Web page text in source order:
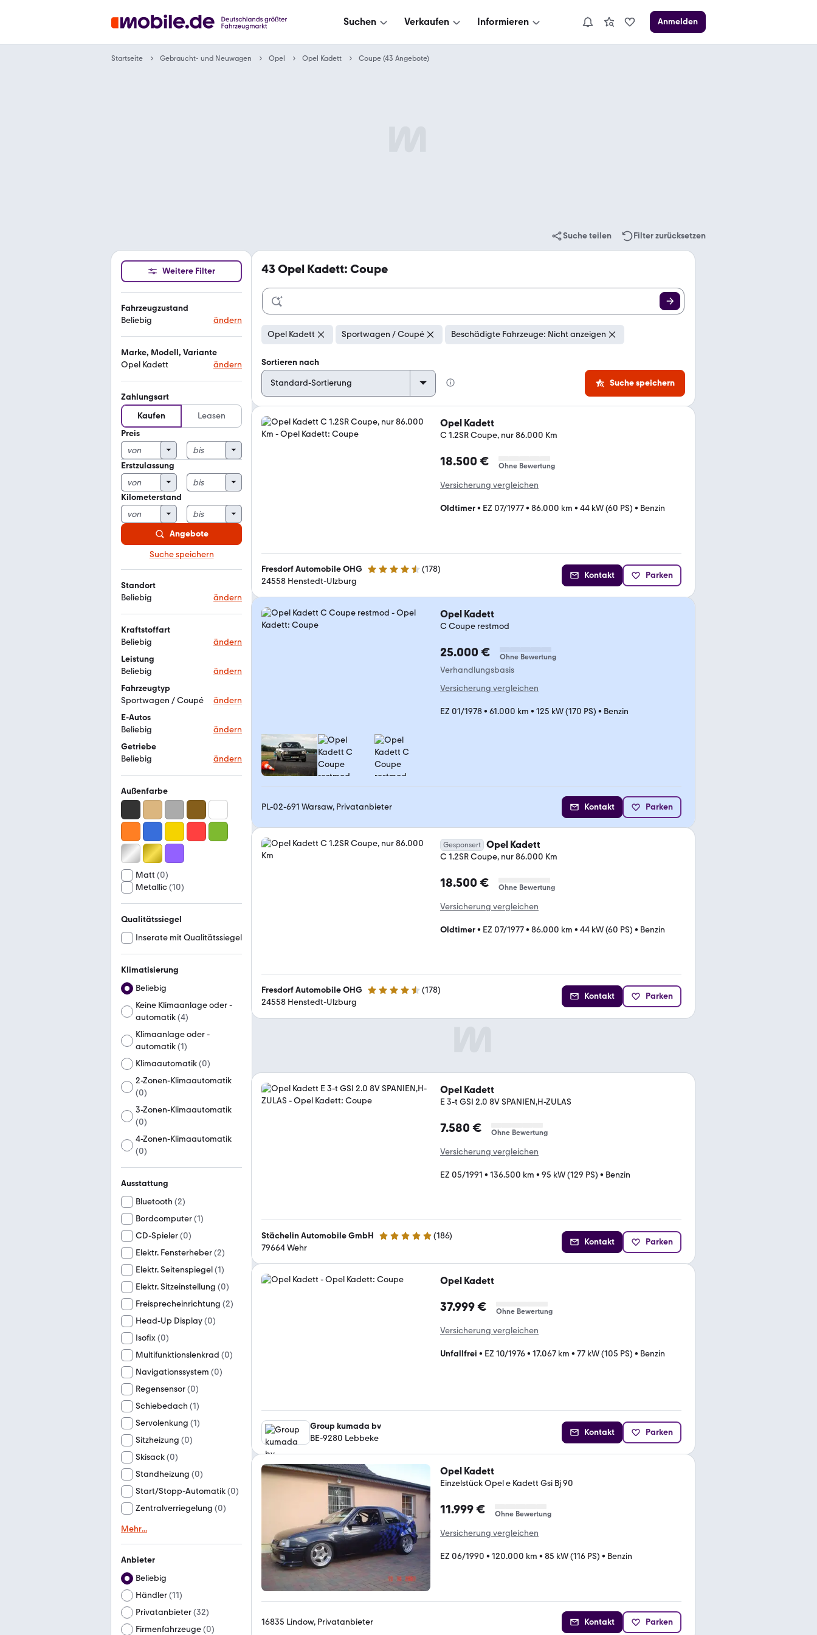
Suchen Verkaufen Informieren Anmelden
Startseite Gebraucht- und Neuwagen Opel Opel Kadett Coupe (43 Angebote)
Suche teilen Filter zurücksetzen
Weitere Filter
Fahrzeugzustand
Beliebig
ändern
Marke, Modell, Variante
Opel Kadett
ändern
Zahlungsart
Kaufen
Leasen
Preis
Erstzulassung
Kilometerstand
Angebote
Suche speichern
Standort
Beliebig
ändern
Kraftstoffart
Beliebig
ändern
Leistung
Beliebig
ändern
Fahrzeugtyp
Sportwagen / Coupé
ändern
E-Autos
Beliebig
ändern
Getriebe
Beliebig
ändern
Außenfarbe
Matt (0)
Metallic(10)
Qualitätssiegel
Inserate mit Qualitätssiegel
Klimatisierung
Beliebig
Keine Klimaanlage oder -
automatik(4)
Klimaanlage oder -
automatik(1)
Klimaautomatik(0)
2-Zonen-Klimaautomatik
(0)
3-Zonen-Klimaautomatik
(0)
4-Zonen-Klimaautomatik
(0)
Ausstattung
Bluetooth (2)
Bordcomputer(1)
CD-Spieler(0)
Elektr. Fensterheber(2)
Elektr. Seitenspiegel(1)
Elektr. Sitzeinstellung (0)
Freisprecheinrichtung (2)
Head-Up Display(0)
Isofix(0)
Multifunktionslenkrad (0)
Navigationssystem (0)
Regensensor(0)
Schiebedach (1)
Servolenkung (1)
Sitzheizung (0)
Skisack(0)
Standheizung (0)
Start/Stopp-Automatik(0)
Zentralverriegelung (0)
Mehr...
Anbieter
Beliebig
Händler(11)
Privatanbieter(32)
Firmenfahrzeuge(0)
43 Opel Kadett: Coupe
Opel Kadett Sportwagen / Coupé Beschädigte Fahrzeuge: Nicht anzeigen
Sortieren nach
Suche speichern
Opel Kadett
C 1.2SR Coupe, nur 86.000 Km
18.500 € Ohne Bewertung
Versicherung vergleichen
Oldtimer• EZ 07/1977• 86.000 km • 44 kW (60 PS) • Benzin
Fresdorf Automobile OHG 4.6 Sterne (178)
24558 Henstedt-Ulzburg
Kontakt Parken
Opel Kadett
C Coupe restmod
25.000 € Ohne Bewertung
Verhandlungsbasis
Versicherung vergleichen
EZ 01/1978• 61.000 km • 125 kW (170 PS) • Benzin
PL-02-691 Warsaw, Privatanbieter Kontakt Parken
Gesponsert Opel Kadett
C 1.2SR Coupe, nur 86.000 Km
18.500 € Ohne Bewertung
Versicherung vergleichen
Oldtimer• EZ 07/1977• 86.000 km • 44 kW (60 PS) • Benzin
Fresdorf Automobile OHG 4.6 Sterne (178)
24558 Henstedt-Ulzburg
Kontakt Parken
Opel Kadett
E 3-t GSI 2.0 8V SPANIEN,H-ZULAS
7.580 € Ohne Bewertung
Versicherung vergleichen
EZ 05/1991 • 136.500 km • 95 kW (129 PS) • Benzin
Stächelin Automobile GmbH 4.9 Sterne (186)
79664 Wehr
Kontakt Parken
Opel Kadett
37.999 € Ohne Bewertung
Versicherung vergleichen
Unfallfrei • EZ 10/1976• 17.067 km • 77 kW (105 PS) • Benzin
Group kumada bv
BE-9280 Lebbeke
Kontakt Parken
Opel Kadett
Einzelstück Opel e Kadett Gsi Bj 90
11.999 € Ohne Bewertung
Versicherung vergleichen
EZ 06/1990 • 120.000 km • 85 kW (116 PS) • Benzin
16835 Lindow, Privatanbieter Kontakt Parken